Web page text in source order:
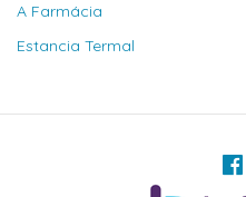
A Farmácia
Estancia Termal